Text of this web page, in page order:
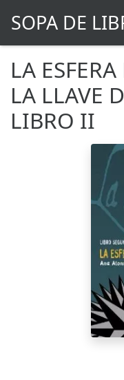
SOPA DE
LA
LA LLAVE
LIBRO II